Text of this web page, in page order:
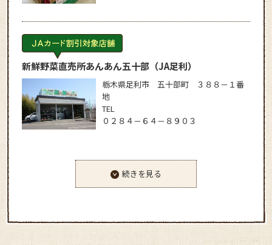
新鮮野菜直売所あんあん五十部 （JA足利）
栃木県足利市 五十部町 ３８８－１番
地
TEL
０２８４－６４－８９０３
続きを見る